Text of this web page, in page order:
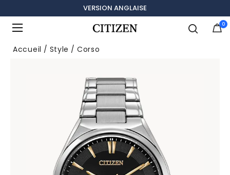
VERSION ANGLAISE
0
Accueil Style Corso